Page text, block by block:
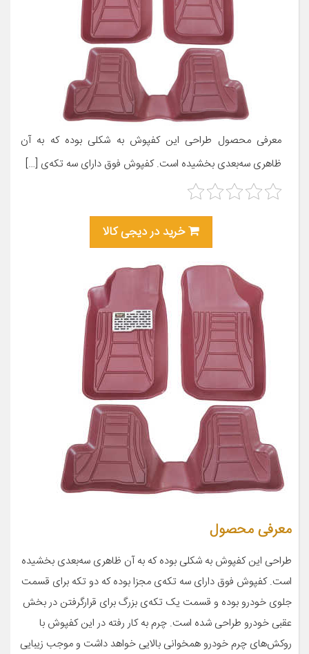
معرفی محصول طراحی این کفپوش به شکلی بوده که به آن
ظاهری سه‌بعدی بخشیده است. کفپوش فوق دارای سه تکه‌ی […]
خرید در دیجی کالا
معرفی محصول
طراحی این کفپوش به شکلی بوده که به آن ظاهری سه‌بعدی بخشیده
است. کفپوش فوق دارای سه تکه‌ی مجزا بوده که دو تکه برای قسمت
جلوی خودرو بوده و قسمت یک ‌تکه‌ی بزرگ برای قرارگرفتن در بخش
عقبی خودرو طراحی شده است. چرم به ‌کار رفته در این کفپوش با
روکش‌های چرم خودرو همخوانی بالایی خواهد داشت و موجب زیبایی